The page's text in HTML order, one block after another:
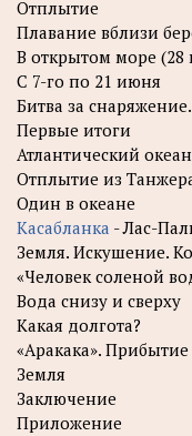
Отплытие
Плавание вблизи
В открытом море
С 7-го по 21 июня
Битва за снаряжение.
Первые итоги
Атлантический океан
Отплытие из
Один в океане
Касабланка - Лас-
Земля. Искушение.
«Человек соленой
Вода снизу и сверху
Какая долгота?
«Аракака». Прибытие
Земля
Заключение
Приложение